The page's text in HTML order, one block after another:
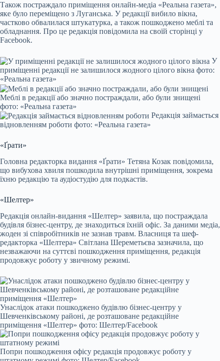
Також постраждало приміщення онлайн-медіа «Реальна газета»,
яке було переміщено з Луганська. У редакції вибило вікна,
частково обвалилася штукатурка, а також пошкоджено меблі та
обладнання. Про це редакція повідомила на своїй сторінці у
Facebook.
У
приміщенні редакції не залишилося жодного цілого вікна фото:
«Реальна газета»
Меблі в редакції або значно постраждали, або були знищені
фото: «Реальна газета»
Редакція займається
відновленням роботи фото: «Реальна газета»
«Ґрати»
Головна редакторка видання «Ґрати» Тетяна Козак повідомила,
що вибухова хвиля пошкодила внутрішні приміщення, зокрема
їхню редакцію та аудіостудію для подкастів.
«Шелтер»
Редакція онлайн-видання «Шелтер» заявила, що постраждала
будівля бізнес-центру, де знаходиться їхній офіс. За даними медіа,
жоден зі співробітників не зазнав травм. Власниця та шеф-
редакторка «Шелтера» Світлана Шереметьєва зазначила, що
незважаючи на суттєві пошкодження приміщення, редакція
продовжує роботу у звичному режимі.
Унаслідок атаки пошкоджено будівлю бізнес-центру у
Шевченківському районі, де розташоване редакційне
приміщення «Шелтер» фото: Шелтер/Facebook
Попри пошкодження офісу редакція продовжує роботу у